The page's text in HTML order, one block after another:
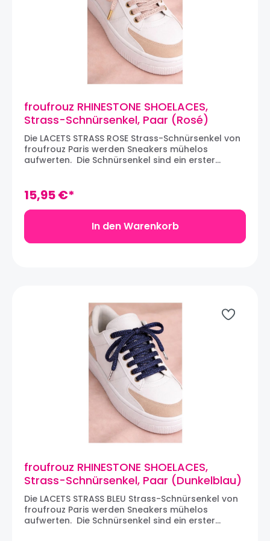
die von einer Frau gegründet wurde. Hinter
Froufrouz steht Delphine, Auge und Herz der
froufrouz RHINESTONE SHOELACES,
Strass-Schnürsenkel, Paar (Rosé)
Die LACETS STRASS ROSE Strass-Schnürsenkel von
froufrouz Paris werden Sneakers mühelos
aufwerten. Die Schnürsenkel sind ein erster
Sneakers zum Funkeln bringt, und die silber-
farbigen Metallspitzen, die den Look aufwerten.
Die Schnürsenkel sind jeweils 120 cm lang und
werden in Paaren verkauft.
15,95 €*
In den Warenkorb
froufrouz RHINESTONE SHOELACES,
Strass-Schnürsenkel, Paar (Dunkelblau)
Die LACETS STRASS BLEU Strass-Schnürsenkel von
froufrouz Paris werden Sneakers mühelos
aufwerten. Die Schnürsenkel sind ein erster